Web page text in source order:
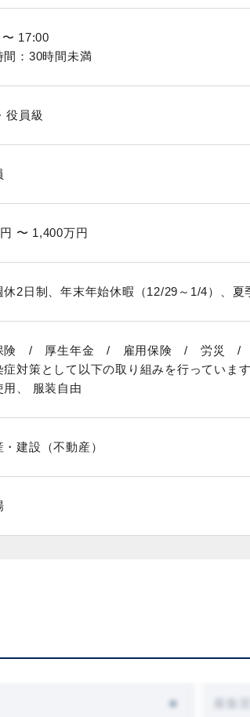
17:00
間：30時間未満
役員級
〜 1,400万円
休2日制、年末年始休暇（12/29～1/4）、夏
険 / 厚生年金 / 雇用保険 / 労災 /
対策として以下の取り組みを行っていま
用、 服装自由
建設（不動産）